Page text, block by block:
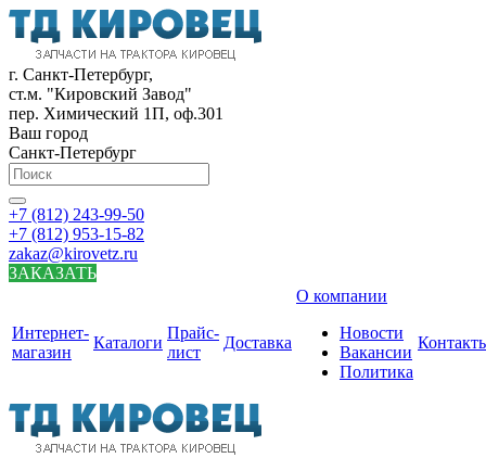
г. Санкт-Петербург,
ст.м. "Кировский Завод"
пер. Химический 1П, оф.301
Ваш город
Санкт-Петербург
+7 (812) 243-99-50
+7 (812) 953-15-82
zakaz@kirovetz.ru
ЗАКАЗАТЬ
Интернет-
магазин
Каталоги
Прайс-
лист
Доставка
О компании
Новости
Вакансии
Политика